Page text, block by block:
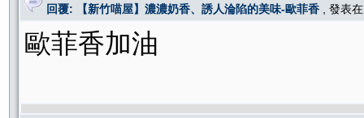
回覆: 【新竹喵屋】濃濃奶香、誘人淪陷的美味-歐菲香 , 發表
歐菲香加油